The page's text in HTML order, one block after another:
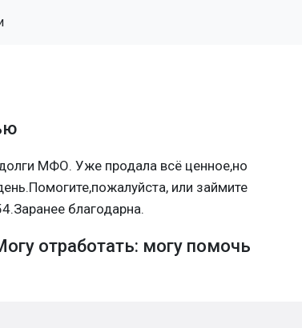
МФО. Уже продала всё ценное,но
или займите
благодарна.
отработать: могу помочь